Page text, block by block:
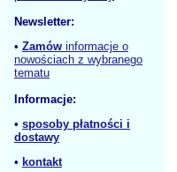
Newsletter:
• Zamów informacje o
nowościach z wybranego
tematu
Informacje:
• sposoby płatności i
dostawy
• kontakt